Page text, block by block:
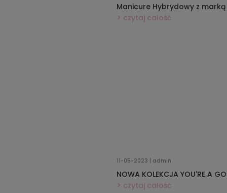
Manicure Hybrydowy z marką
czytaj całość
11-05-2023 | admin
NOWA KOLEKCJA YOU'RE A
czytaj całość